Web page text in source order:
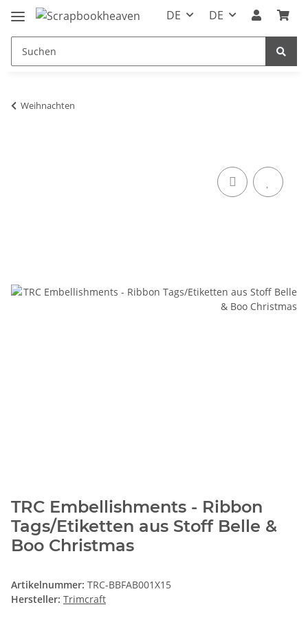
DE DE
Weihnachten
TRC Embellishments - Ribbon
Tags/Etiketten aus Stoff Belle &
Boo Christmas
Artikelnummer: TRC-BBFAB001X15
Hersteller: Trimcraft